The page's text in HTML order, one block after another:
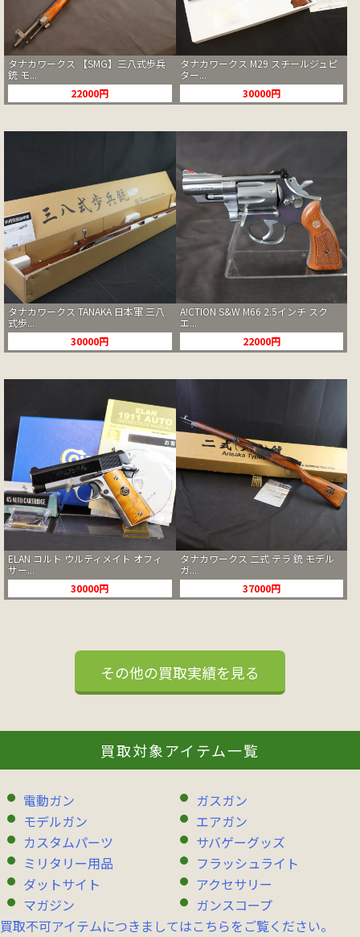
タナカワークス 【SMG】三八式歩兵
銃 モ...
22000円
タナカワークス M29 スチールジュピ
ター...
30000円
タナカワークス TANAKA 日本軍 三八
式歩...
30000円
A!CTION S&W M66 2.5インチ スク
エ...
22000円
ELAN コルト ウルティメイト オフィ
サー...
30000円
タナカワークス 二式 テラ 銃 モデル
ガ...
37000円
その他の買取実績を見る
買取対象アイテム一覧
電動ガン
ガスガン
モデルガン
エアガン
カスタムパーツ
サバゲーグッズ
ミリタリー用品
フラッシュライト
ダットサイト
アクセサリー
マガジン
ガンスコープ
買取不可アイテムにつきましてはこちらをご覧ください。